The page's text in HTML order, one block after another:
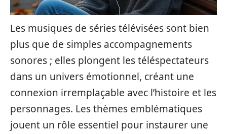
Les musiques de séries télévisées sont bien
plus que de simples accompagnements
sonores ; elles plongent les téléspectateurs
dans un univers émotionnel, créant une
connexion irremplaçable avec l’histoire et les
personnages. Les thèmes emblématiques
jouent un rôle essentiel pour instaurer une